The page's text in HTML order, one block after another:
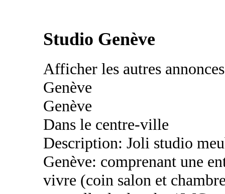
Studio Genève
Afficher les autres
Genève
Genève
Dans le centre-ville
Description: Joli studio
Genève: comprenant une
vivre (coin salon et